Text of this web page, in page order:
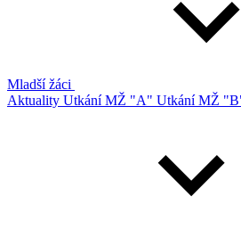
Mladší žáci
Aktuality Utkání MŽ "A" Utkání MŽ